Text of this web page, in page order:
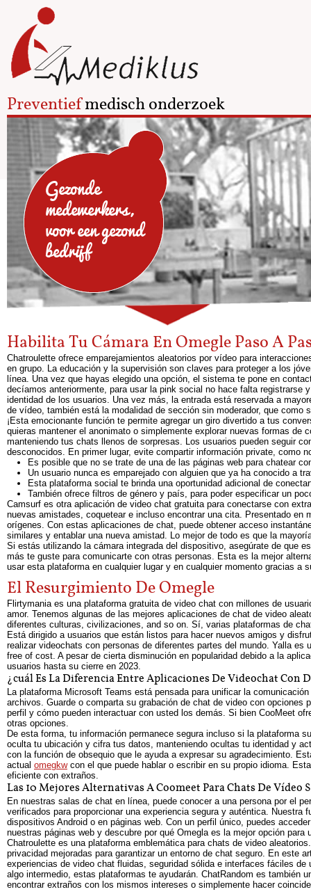
Preventiefmedisch onderzoek
Gezonde
medewerkers,
voor een gezond
bedrijf
Habilita Tu Cámara En Omegle Paso A
Chatroulette ofrece emparejamientos aleatorios por vídeo para
en grupo. La educación y la supervisión son claves para proteger a los
línea. Una vez que hayas elegido una opción, el sistema te pone en
decíamos anteriormente, para usar la pink social no hace falta registrarse
identidad de los usuarios. Una vez más, la entrada está reservada a
de vídeo, también está la modalidad de sección sin moderador, que como
¡Esta emocionante función te permite agregar un giro divertido a tus
quieras mantener el anonimato o simplemente explorar nuevas formas
manteniendo tus chats llenos de sorpresas. Los usuarios pueden seguir
desconocidos. En primer lugar, evite compartir información private, como
Es posible que no se trate de una de las páginas web para chatear
Un usuario nunca es emparejado con alguien que ya ha conocido a
Esta plataforma social te brinda una oportunidad adicional de
También ofrece filtros de género y país, para poder especificar un
Camsurf es otra aplicación de video chat gratuita para conectarse con
nuevas amistades, coquetear e incluso encontrar una cita. Presentado
orígenes. Con estas aplicaciones de chat, puede obtener acceso
similares y entablar una nueva amistad. Lo mejor de todo es que la
Si estás utilizando la cámara integrada del dispositivo, asegúrate de que
más te guste para comunicarte con otras personas. Esta es la mejor
usar esta plataforma en cualquier lugar y en cualquier momento gracias a
El Resurgimiento De Omegle
Flirtymania es una plataforma gratuita de video chat con millones de
amor. Tenemos algunas de las mejores aplicaciones de chat de video
diferentes culturas, civilizaciones, and so on. Sí, varias plataformas de
Está dirigido a usuarios que están listos para hacer nuevos amigos y
realizar videochats con personas de diferentes partes del mundo. Yalla
free of cost. A pesar de cierta disminución en popularidad debido a la
usuarios hasta su cierre en 2023.
¿cuál Es La Diferencia Entre Aplicaciones De Videochat Con
La plataforma Microsoft Teams está pensada para unificar la
archivos. Guarde o comparta su grabación de chat de video con
perfil y cómo pueden interactuar con usted los demás. Si bien CooMeet
otras opciones.
De esta forma, tu información permanece segura incluso si la plataforma
oculta tu ubicación y cifra tus datos, manteniendo ocultas tu identidad y
con la función de obsequio que le ayuda a expresar su agradecimiento.
actual omegkwcon el que puede hablar o escribir en su propio idioma.
eficiente con extraños.
Las 10 Mejores Alternativas A Coomeet Para Chats De Vídeo
En nuestras salas de chat en línea, puede conocer a una persona por el
verificados para proporcionar una experiencia segura y auténtica.
dispositivos Android o en páginas web. Con un perfil único, puedes
nuestras páginas web y descubre por qué Omegla es la mejor opción
Chatroulette es una plataforma emblemática para chats de video
privacidad mejoradas para garantizar un entorno de chat seguro. En este
experiencias de video chat fluidas, seguridad sólida e interfaces fáciles
algo intermedio, estas plataformas te ayudarán. ChatRandom es
encontrar extraños con los mismos intereses o simplemente hacer